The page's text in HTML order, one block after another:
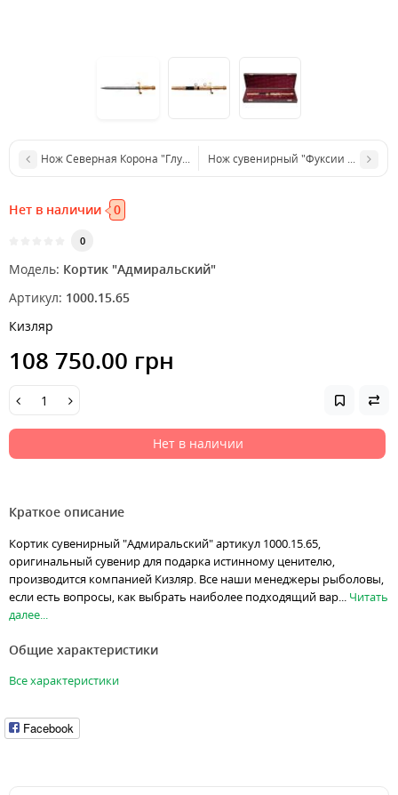
Нож Северная Корона "Глухарь" ц: черныйНож сувенирный "Фуксии и
Нет в наличии 0
0
Модель: Кортик "Адмиральский"
Артикул: 1000.15.65
Кизляр
108 750.00 грн
Нет в наличии
Краткое описание
Кортик сувенирный "Адмиральский" артикул 1000.15.65,
оригинальный сувенир для подарка истинному ценителю,
производится компанией Кизляр. Все наши менеджеры рыболовы,
если есть вопросы, как выбрать наиболее подходящий вар... Читать
далее...
Общие характеристики
Все характеристики
Facebook